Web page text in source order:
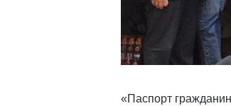
«Паспорт